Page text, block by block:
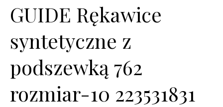
GUIDE Rękawice
syntetyczne z
podszewką 762
rozmiar-10 223531831